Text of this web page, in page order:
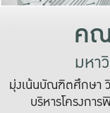
ค
มหา
มุ่งเน้นบัณฑิตศึกษา
บริหารโครงกา